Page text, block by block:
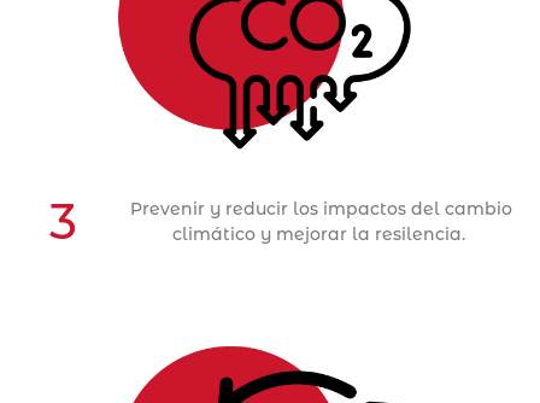
3
Prevenir y reducir los impactos del cambio
climático y mejorar la resilencia.